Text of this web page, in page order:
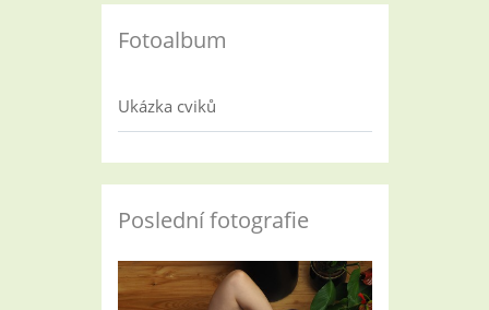
Fotoalbum
Ukázka cviků
Poslední fotografie